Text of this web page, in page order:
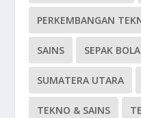
PERKEMBANGAN
SAINS SEPAK BOLA
SUMATERA UTARA
TEKNO & SAINS